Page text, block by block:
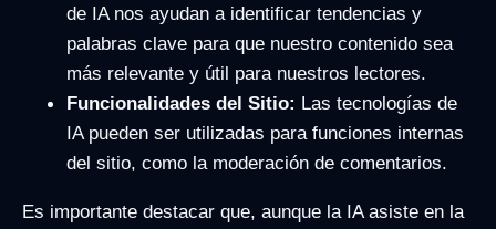
de IA nos ayudan a identificar tendencias y
palabras clave para que nuestro contenido sea
más relevante y útil para nuestros lectores.
Funcionalidades del Sitio: Las tecnologías de
IA pueden ser utilizadas para funciones internas
del sitio, como la moderación de comentarios.
Es importante destacar que, aunque la IA asiste en la